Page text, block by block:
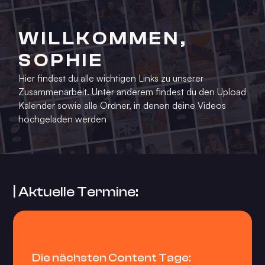
WILLKOMMEN,
SOPHIE
Hier findest du alle wichtigen Links zu unserer
Zusammenarbeit. Unter anderem findest du den Upload
Kalender sowie alle Ordner, in denen deine Videos
hochgeladen werden
| Aktuelle Termine:
Die nächsten Content Tage: